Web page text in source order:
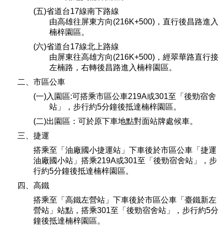
(五)省道台17線南下路線
由高雄往屏東方向(216K+500)，直行後昌路進入
楠梓園區。
(六)省道台17線北上路線
由屏東往高雄方向(216K+500)，經翠華路直行接
左楠路，右轉後昌路進入楠梓園區。
二、市區公車
(一)入園區:可搭乘市區公車219A或301至「後勁宿舍
站」，步行約5分鐘後抵達楠梓園區。
(二)出園區：可於原下車地點對面站牌處候車。
三、捷運
搭乘至「油廠國小捷運站」下車後於市區公車「捷運
油廠國小站」搭乘219A或301至「後勁宿舍站」，步
行約5分鐘後抵達楠梓園區。
四、高鐵
搭乘至「高鐵左營站」下車後於市區公車「臺鐵新左
營站」站點，搭乘301至「後勁宿舍站」，步行約5分
鐘後抵達楠梓園區。